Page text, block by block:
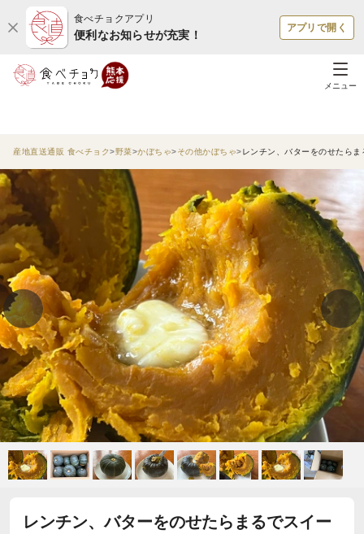
食べチョクアプリ
便利なお知らせが充実！
アプリで開く
メニュー
産地直送通販 食べチョク 野菜 かぼちゃ その他かぼちゃ レンチン、バターをのせたら
レンチン、バターをのせたらまるでスイー